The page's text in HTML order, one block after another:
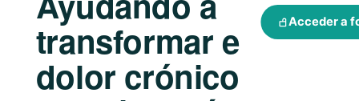
Acceder a
transformar el
dolor crónico en